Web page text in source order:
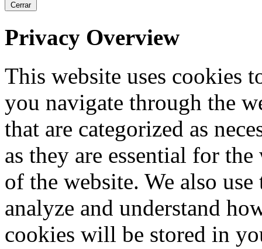
Cerrar
Privacy Overview
This website uses cookies
you navigate through the
that are categorized as
as they are essential for
of the website. We also
analyze and understand
cookies will be stored in